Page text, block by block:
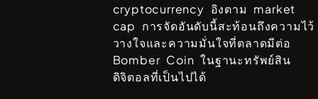
cryptocurrency อิงตาม market
cap การจัดอันดับนี้สะท้อนถึงความไว้
วางใจและความมั่นใจที่ตลาดมีต่อ
Bomber Coin ในฐานะทรัพย์สิน
ดิจิตอลที่เป็นไปได้